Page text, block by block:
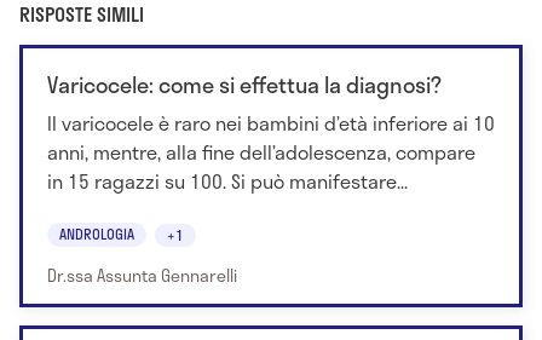
RISPOSTE SIMILI
Varicocele: come si effettua la diagnosi?
Il varicocele è raro nei bambini d’età inferiore ai 10
anni, mentre, alla fine dell’adolescenza, compare
in 15 ragazzi su 100. Si può manifestare...
ANDROLOGIA +1
Dr.ssa Assunta Gennarelli